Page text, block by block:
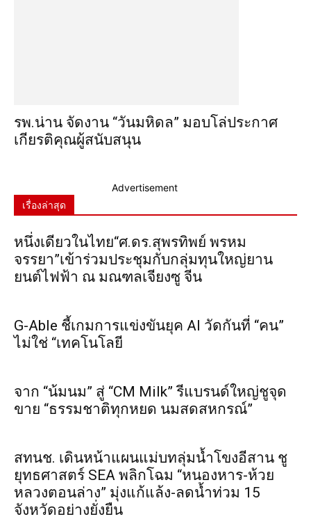
รพ.น่าน จัดงาน “วันมหิดล” มอบโล่ประกาศ
เกียรติคุณผู้สนับสนุน
Advertisement
เรื่องล่าสุด
หนึ่งเดียวในไทย“ศ.ดร.สุพรทิพย์ พรหม
จรรยา”เข้าร่วมประชุมกับกลุ่มทุนใหญ่ยาน
ยนต์ไฟฟ้า ณ มณฑลเจียงซู จีน
G-Able ชี้เกมการแข่งขันยุค AI วัดกันที่ “คน”
ไม่ใช่ “เทคโนโลยี
จาก “น้มนม” สู่ “CM Milk” รีแบรนด์ใหญ่ชูจุด
ขาย “ธรรมชาติทุกหยด นมสดสหกรณ์”
สทนช. เดินหน้าแผนแม่บทลุ่มน้ำโขงอีสาน ชู
ยุทธศาสตร์ SEA พลิกโฉม “หนองหาร-ห้วย
หลวงตอนล่าง” มุ่งแก้แล้ง-ลดน้ำท่วม 15
จังหวัดอย่างยั่งยืน